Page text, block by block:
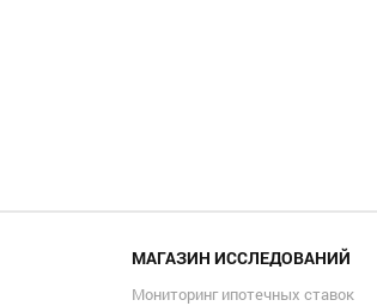
МАГАЗИН ИССЛЕДОВАНИЙ
Мониторинг ипотечных ставок